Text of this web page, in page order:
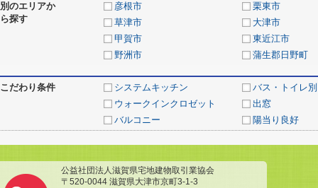
別のエリアか
ら探す
彦根市 栗東市
草津市
大津市
甲賀市
東近江市
野洲市
蒲生郡日野町
こだわり条件 システムキッチン バス・トイレ別
ウォークインクロゼット
出窓
バルコニー
陽当り良好
公益社団法人滋賀県宅地建物取引業協会
〒520-0044 滋賀県大津市京町3-1-3